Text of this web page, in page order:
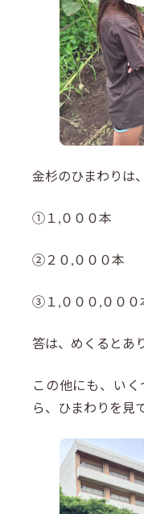
金杉のひまわりは
①１,０００本
②２０,０００本
③１,０００,０００
答は、めくるとあ
この他にも、い
ら、ひまわりを見